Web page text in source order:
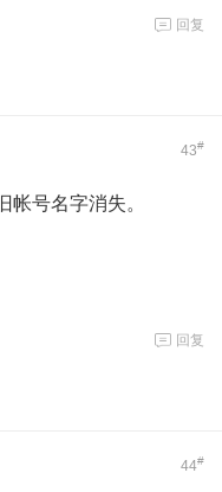
回复
43#
号名字消失。
回复
44#